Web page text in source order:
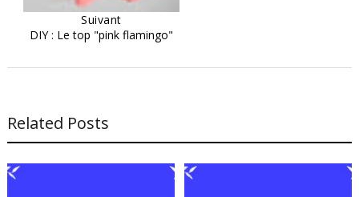
Suivant
DIY : Le top "pink flamingo"
Related Posts